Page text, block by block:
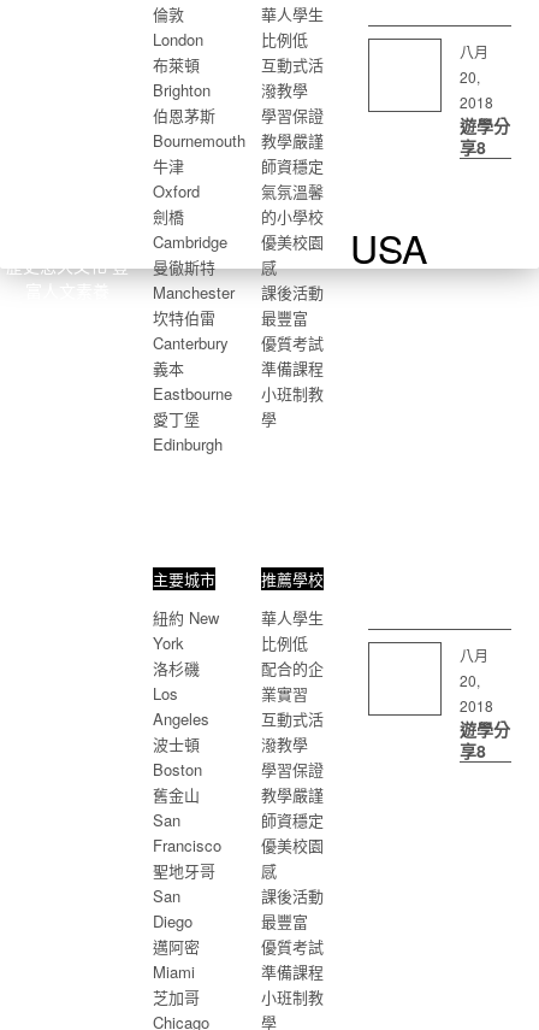
歷史悠久文化 豐
富人文素養
倫敦
London
布萊頓
Brighton
伯恩茅斯
Bournemouth
牛津
Oxford
劍橋
Cambridge
曼徹斯特
Manchester
坎特伯雷
Canterbury
義本
Eastbourne
愛丁堡
Edinburgh
華人學生
比例低
互動式活
潑教學
學習保證
教學嚴謹
師資穩定
氣氛溫馨
的小學校
優美校園
感
課後活動
最豐富
優質考試
準備課程
小班制教
學
八月
20,
2018
遊學分
享8
USA
主要城市
紐約 New
York
洛杉磯
Los
Angeles
波士頓
Boston
舊金山
San
Francisco
聖地牙哥
San
Diego
邁阿密
Miami
芝加哥
Chicago
推薦學校
華人學生
比例低
配合的企
業實習
互動式活
潑教學
學習保證
教學嚴謹
師資穩定
優美校園
感
課後活動
最豐富
優質考試
準備課程
小班制教
學
八月
20,
2018
遊學分
享8